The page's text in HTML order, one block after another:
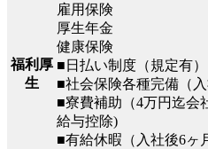
福利厚
生
雇用保険
厚生年金
健康保険
■日払い制度（規定有）
■社会保険各種完備（入
■寮費補助（4万円迄会
給与控除)
■有給休暇（入社後6ヶ